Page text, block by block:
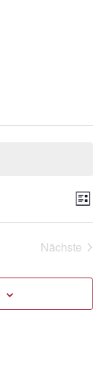
Liste
Nächste